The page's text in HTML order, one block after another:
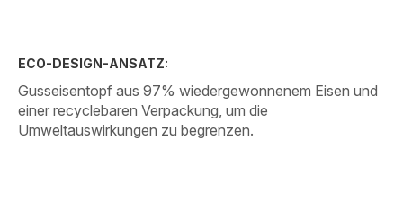
ECO-DESIGN-ANSATZ:
Gusseisentopf aus 97% wiedergewonnenem Eisen und
einer recyclebaren Verpackung, um die
Umweltauswirkungen zu begrenzen.